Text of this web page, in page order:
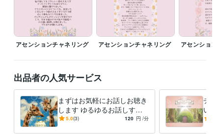
風の時代の次元上昇チャネリングセレモニー2021@沖縄
ビジネス・クリエイティブツール
Excel:30年Numbers:20年 Pages:20年Word:30年STORES:0年
Canva:1年
得意分野
べり相談
アセンショチャネラー おしゃべり 笑い ゆるゆる
楽しい
ヒーリング
チャネリング 夢 希望
アセンションチャネリング アセンションチャネリング アセンション
出品者の人気サービス
まずはお気軽にお話しお聴き
します ゆるゆるお話しする
うちに悩みが解決するかも⁉︎
5.0(3) 120 円 /分
チャ
いま
届け